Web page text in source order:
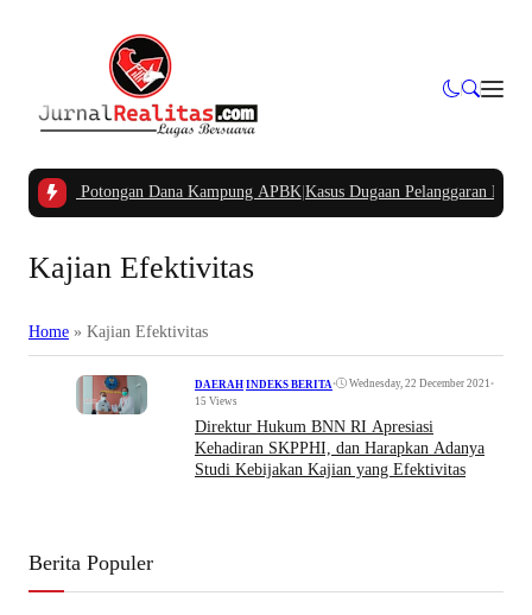
Potongan Dana Kampung APBK|Kasus Dugaan Pelanggaran
Kajian Efektivitas
Home » Kajian Efektivitas
DAERAH INDEKS BERITA • Wednesday, 22 December 2021 •
15 Views
Direktur Hukum BNN RI Apresiasi
Kehadiran SKPPHI, dan Harapkan Adanya
Studi Kebijakan Kajian yang Efektivitas
Berita Populer